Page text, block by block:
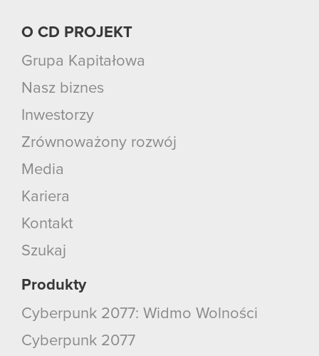
O CD PROJEKT
Grupa Kapitałowa
Nasz biznes
Inwestorzy
Zrównoważony rozwój
Media
Kariera
Kontakt
Szukaj
Produkty
Cyberpunk 2077: Widmo Wolności
Cyberpunk 2077